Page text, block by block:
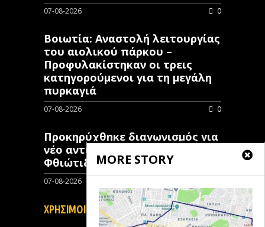
MORE STORY
07-08-2026 0
Βοιωτία: Αναστολή λειτουργίας
του αιολικού πάρκου –
Προφυλακίστηκαν οι τρεις
κατηγορούμενοι για τη μεγάλη
πυρκαγιά
07-08-2026 0
Προκηρύχθηκε διαγωνισμός για
νέo αντιπλημμυρικό έργο στη
Φθιώτιδα
07-08-2026
ΧΡΗΣΙΜΟΙ ΣΥΝΔΕΣΜΟΙ